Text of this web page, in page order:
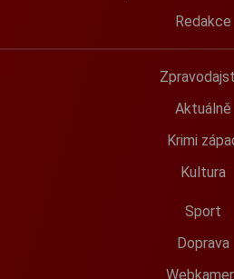
Redakce
Aktuálně
Krimi
Kultura
Sport
Doprava